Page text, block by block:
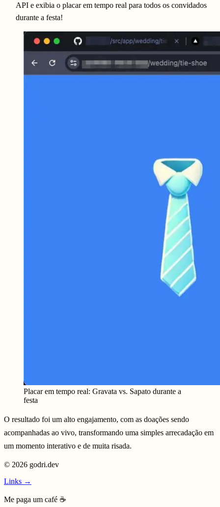
API e exibia o placar em tempo real para todos os convidados
durante a festa!
Placar em tempo real: Gravata vs. Sapato durante a
festa
O resultado foi um alto engajamento, com as doações sendo
acompanhadas ao vivo, transformando uma simples arrecadação em
um momento interativo e de muita risada.
© 2026 godri.dev
Links →
Me paga um café ☕